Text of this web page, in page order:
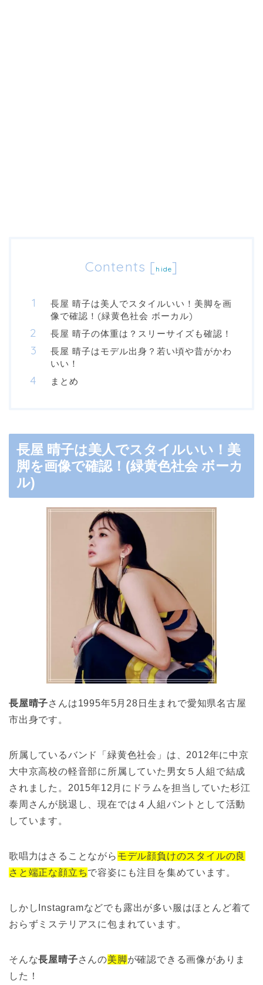
Contents [ hide]
長屋 晴子は美人でスタイルいい！美脚を画
像で確認！(緑黄色社会 ボーカル)
長屋 晴子の体重は？スリーサイズも確認！
長屋 晴子はモデル出身？若い頃や昔がかわ
いい！
まとめ
長屋 晴子は美人でスタイルいい！美
脚を画像で確認！(緑黄色社会 ボーカ
ル)
長屋晴子さんは1995年5月28日生まれで愛知県名古屋
市出身です。
所属しているバンド「緑黄色社会」は、2012年に中京
大中京高校の軽音部に所属していた男女５人組で結成
されました。2015年12月にドラムを担当していた杉江
泰周さんが脱退し、現在では４人組バントとして活動
しています。
歌唱力はさることながら モデル顔負けのスタイルの良
さと端正な顔立ちで容姿にも注目を集めています。
しかしInstagramなどでも露出が多い服はほとんど着て
おらずミステリアスに包まれています。
そんな長屋晴子さんの美脚が確認できる画像がありま
した！